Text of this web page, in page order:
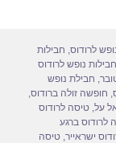
לרודוס, חבילות
חבילות נופש לרודוס
, חבילת נופש
, חופשה זולה ברודוס,
על,טיסה לרודוס
לרודוס ברגע
ישראייר,טיסה